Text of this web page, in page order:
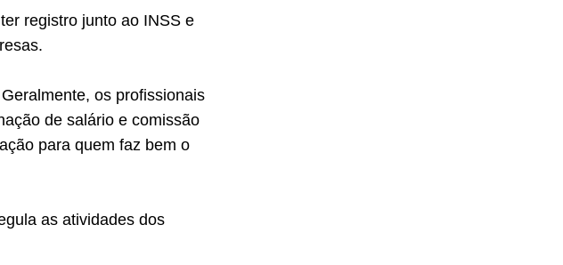
registro junto ao INSS e
os profissionais
de salário e comissão
para quem faz bem o
as atividades dos